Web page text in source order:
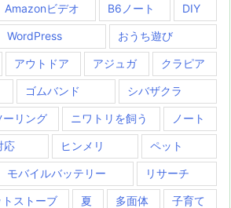
Amazonビデオ B6ノート DIY
WordPress おうち遊び
アウトドア アジュガ クラピア
ゴムバンド シバザクラ
ーリング ニワトリを飼う ノート
応 ヒンメリ ペット
モバイルバッテリー リサーチ
トストーブ 夏 多面体 子育て